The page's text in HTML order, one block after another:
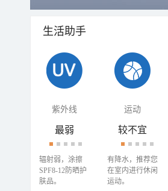
生活助手
紫外线 运动
最弱
辐射弱，涂擦
SPF8-12防晒护
肤品。
较不宜
有降水，推荐您
在室内进行休闲
运动。